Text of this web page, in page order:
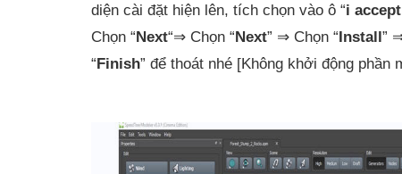
diện cài đặt hiện lên, tích chọn vào ô “i
Chọn “Next“⇒ Chọn “Next” ⇒ Chọn “Install”
“Finish” để thoát nhé [Không khởi động phần